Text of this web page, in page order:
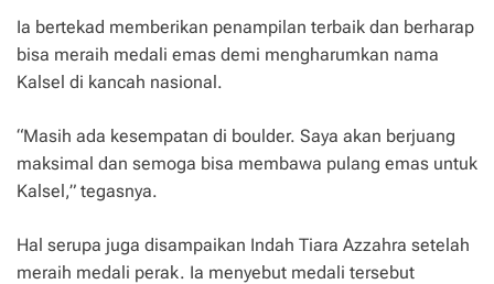
Ia bertekad memberikan penampilan terbaik dan berharap
bisa meraih medali emas demi mengharumkan nama
Kalsel di kancah nasional.
“Masih ada kesempatan di boulder. Saya akan berjuang
maksimal dan semoga bisa membawa pulang emas untuk
Kalsel,” tegasnya.
Hal serupa juga disampaikan Indah Tiara Azzahra setelah
meraih medali perak. Ia menyebut medali tersebut